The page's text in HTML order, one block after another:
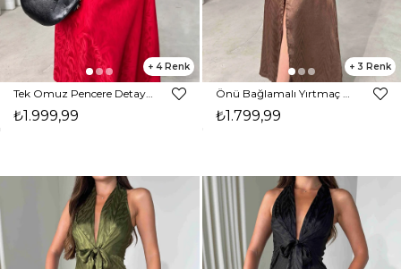
4
₺1.999,99
3
₺1.799,99